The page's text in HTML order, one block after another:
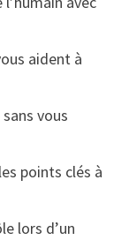
aident à
vous
points clés à
lors d’un